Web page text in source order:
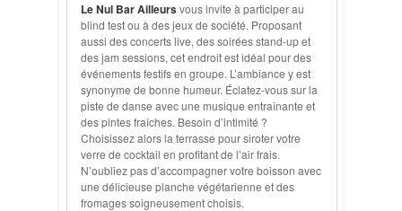
Le Nul Bar Ailleursvous invite à participer au
blind test ou à des jeux de société. Proposant
aussi des concerts live, des soirées stand-up et
des jam sessions, cet endroit est idéal pour des
événements festifs en groupe. L’ambiance y est
synonyme de bonne humeur. Éclatez-vous sur la
piste de danse avec une musique entraînante et
des pintes fraîches. Besoin d’intimité ?
Choisissez alors la terrasse pour siroter votre
verre de cocktail en profitant de l’air frais.
N’oubliez pas d’accompagner votre boisson avec
une délicieuse planche végétarienne et des
fromages soigneusement choisis.